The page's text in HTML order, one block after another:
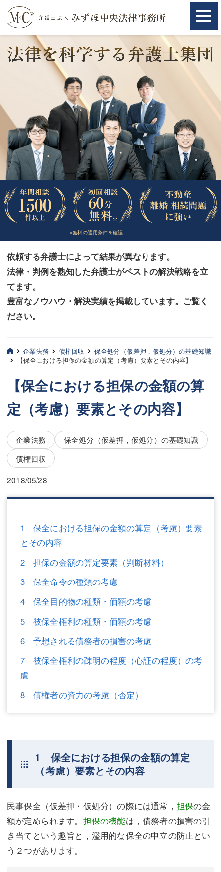
ホーム
相続・遺言
離婚（夫婦間トラブル）
企業法務
労働問題（解雇，残業等）
刑事弁護
交通事故
法律相談など（その他）
お客様へ
みずほ中央の特長・実質編
みずほ中央の特長・形式編
三平 聡史
酒井 博之
坂本 陽一
三平 隆史
吉元 優仁
不動産
企業法務
労働問題（解雇，残業等）
刑事弁護
交通事故
不動産登記
商業登記
マスコミ取材・実績
アクセス
東京事務所 (新宿・四谷)
埼玉事務所 (さいたま市)
川口事務所（埼玉県川口市）
※無料の適用条件を確認
依頼する弁護士によって結果が異なります。
法律・判例を熟知した弁護士がベストの解決戦略を立
てます。
豊富なノウハウ・解決実績を掲載しています。ご覧く
ださい。
ホーム
相続・遺言
離婚（夫婦間トラブル）
企業法務
労働問題（解雇，残業等）
刑事弁護
交通事故
法律相談など（その他）
お客様へ
みずほ中央の特長・実質編
みずほ中央の特長・形式編
三平 聡史
酒井 博之
坂本 陽一
三平 隆史
吉元 優仁
相続・遺言
労働問題（解雇，残業等）
刑事弁護
交通事故
不動産登記
商業登記
調査・書面作成
アクセス
埼玉事務所 (さいたま市)
川口事務所（埼玉県川口市）
お問い合せフォーム
企業法務 債権回収
保全処分（仮差押，仮処分）の基礎知識
【保全における担保の金額の算定（考慮）要素とその内容】
【保全における担保の金額の算
定（考慮）要素とその内容】
企業法務
保全処分（仮差押，仮処分）の基礎知識
債権回収
2018/05/28
1 保全における担保の金額の算定（考慮）要素
とその内容
2 担保の金額の算定要素（判断材料）
3 保全命令の種類の考慮
4 保全目的物の種類・価額の考慮
5 被保全権利の種類・価額の考慮
6 予想される債務者の損害の考慮
7 被保全権利の疎明の程度（心証の程度）の考
慮
8 債権者の資力の考慮（否定）
1 保全における担保の金額の算定
（考慮）要素とその内容
民事保全（仮差押・仮処分）の際には通常， 担保の金
額が定められます。 担保の機能は，債務者の損害の引
き当てという趣旨と，濫用的な保全の申立の防止とい
う２つがあります。